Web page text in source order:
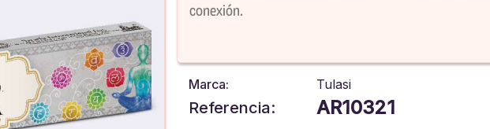
conexión.
Marca: Tulasi
Referencia: AR10321